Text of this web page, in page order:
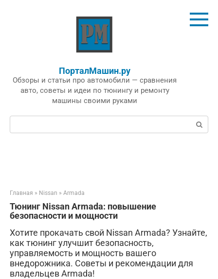
ПорталМашин.ру
Обзоры и статьи про автомобили — сравнения
авто, советы и идеи по тюнингу и ремонту
машины своими руками
Поиск:
Главная » Nissan » Armada
Тюнинг Nissan Armada: повышение
безопасности и мощности
Хотите прокачать свой Nissan Armada? Узнайте,
как тюнинг улучшит безопасность,
управляемость и мощность вашего
внедорожника. Советы и рекомендации для
владельцев Armada!